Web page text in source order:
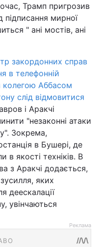
Трамп пригрозив
підписання мирної
" ані мостів, ані
закордонних справ
в телефонній
колегою Аббасом
слід відмовитися
і Аракчі
"незаконні атаки
Зокрема,
в Бушері, де
в якості техніків. В
з Аракчі додається,
яких
деескалації
увінчаються
Реклама